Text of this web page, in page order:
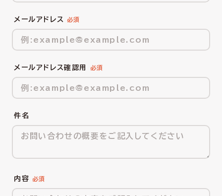
メールアドレス
メールアドレス確認用
件名
内容